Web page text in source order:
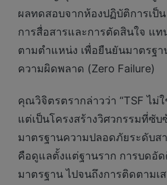
ผลทดสอบจากห้องปฏิบัติการเป็น
การสื่อสารและการตัดสินใจ แท
ตามตำแหน่ง เพื่อยืนยันมาตรฐ
ความผิดพลาด (Zero Failure)
คุณวิจิตรตรากล่าวว่า “TSF ไม่
แต่เป็นโครงสร้างวิศวกรรมที่ซั
มาตรฐานความปลอดภัยระดับส
คือดูแลตั้งแต่ฐานราก การบดอั
มาตรฐาน ไปจนถึงการติดตามเ